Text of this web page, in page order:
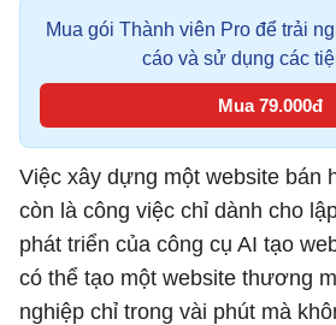
Mua gói Thành viên Pro để trải
cáo và sử dụng các
Mua 79.000đ
Việc xây dựng một website bán
còn là công việc chỉ dành cho
phát triển của công cụ AI tạo
có thể tạo một website thương
nghiệp chỉ trong vài phút mà